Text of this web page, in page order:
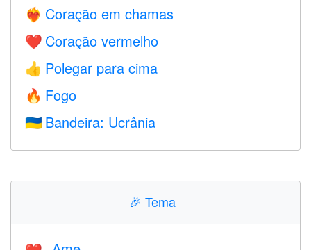
❤️‍🔥 Coração em chamas
❤️ Coração vermelho
👍 Polegar para cima
🔥 Fogo
🇺🇦 Bandeira: Ucrânia
🎉 Tema